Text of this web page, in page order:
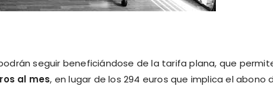
seguir beneficiándose de la tarifa plana, que
al mes, en lugar de los 294 euros que implica el abono